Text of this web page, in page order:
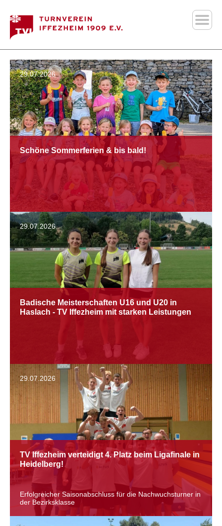
29.07.2026
Schöne Sommerferien & bis bald!
29.07.2026
Badische Meisterschaften U16 und U20 in
Haslach - TV Iffezheim mit starken Leistungen
29.07.2026
TV Iffezheim verteidigt 4. Platz beim Ligafinale in
Heidelberg!
Erfolgreicher Saisonabschluss für die Nachwuchsturner in
der Bezirksklasse